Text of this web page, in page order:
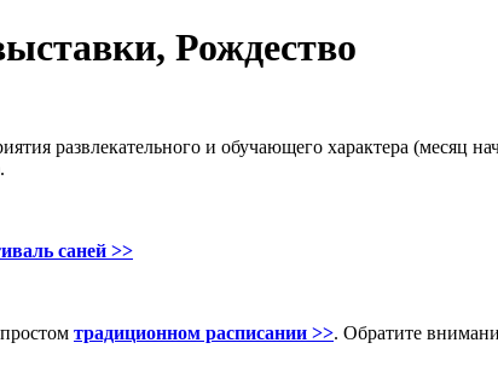
Рождество
развлекательного и обучающего характера (месяц
саней >>
традиционном расписании >>. Обратите